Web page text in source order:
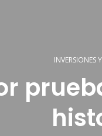
INVERSIONES